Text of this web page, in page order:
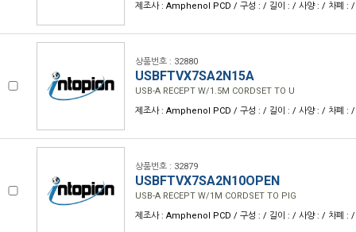
제조사 : Amphenol PCD / 구성 : / 길이 : / 사양 : / 차폐 : /
상품번호 : 32880
USBFTVX7SA2N15A
USB-A RECEPT W/1.5M CORDSET TO U
제조사 : Amphenol PCD / 구성 : / 길이 : / 사양 : / 차폐 : /
상품번호 : 32879
USBFTVX7SA2N10OPEN
USB-A RECEPT W/1M CORDSET TO PIG
제조사 : Amphenol PCD / 구성 : / 길이 : / 사양 : / 차폐 : /